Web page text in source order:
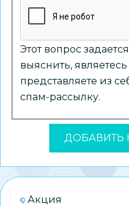
Этот вопрос
выяснить,
представляете из
спам-рассылку.
Акция